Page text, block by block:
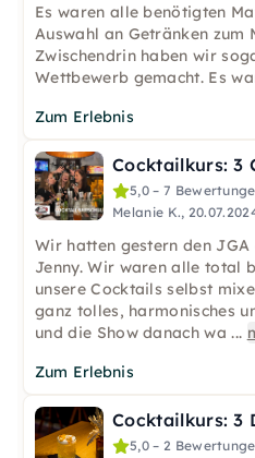
Es waren alle benötigten
Auswahl an Getränken zum
Zwischendrin haben wir
Wettbewerb gemacht. Es
Zum Erlebnis
5,0 – 7
Melanie K.,
Wir hatten gestern den
Jenny. Wir waren alle total
unsere Cocktails selbst
ganz tolles, harmonisches
und die Show danach wa ...
Zum Erlebnis
5,0 – 2